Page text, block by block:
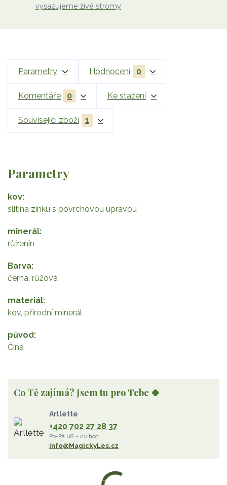
vysazujeme živé stromy
Parametry Hodnocení 0
Komentáře 0 Ke stažení
Související zboží 1
Parametry
kov
slitina zinku s povrchovou úpravou
minerál
růženín
Barva
černá, růžová
materiál
kov, přírodní minerál
původ
Čína
Co Tě zajímá? Jsem tu pro Tebe 🍀
Arllette
+420 702 27 28 37
Po-Pá 08 - 20 hod
info@MagickyLes.cz